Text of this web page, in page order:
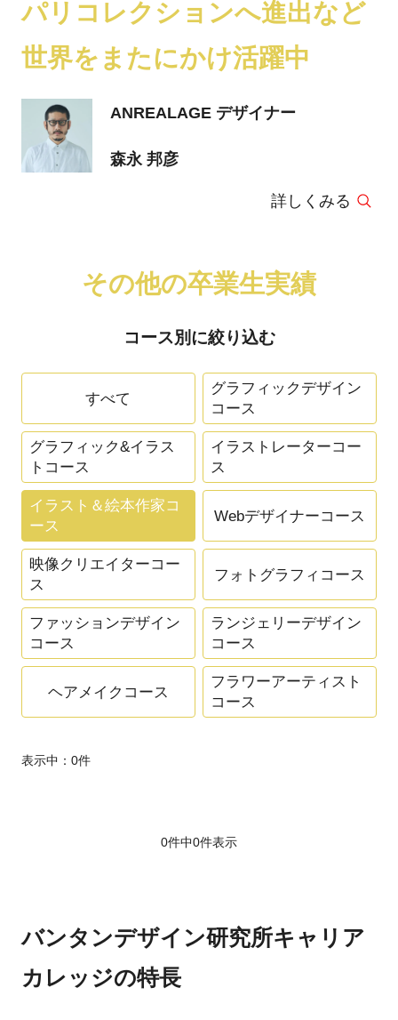
パリコレクションへ進出など
世界をまたにかけ活躍中
ANREALAGE デザイナー
森永 邦彦
詳しくみる
その他の卒業生実績
コース別に絞り込む
すべて
グラフィックデザイン
コース
グラフィック&イラス
トコース
イラストレーターコー
ス
イラスト＆絵本作家コ
ース
Webデザイナーコース
映像クリエイターコー
ス
フォトグラフィコース
ファッションデザイン
コース
ランジェリーデザイン
コース
ヘアメイクコース
フラワーアーティスト
コース
表示中： 0件
0件中0件表示
バンタンデザイン研究所キャリア
カレッジの特長